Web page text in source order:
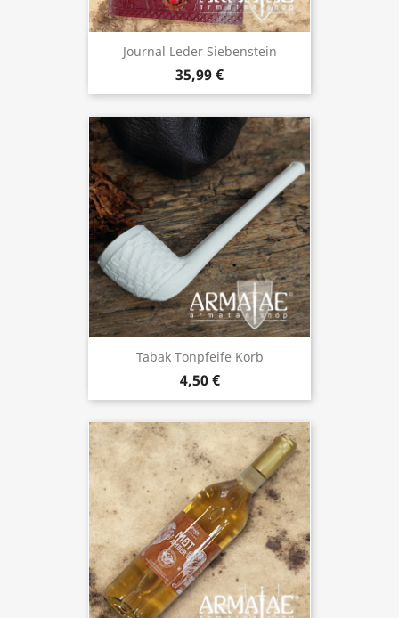
Journal Leder Siebenstein
35,99 €
Tabak Tonpfeife Korb
4,50 €